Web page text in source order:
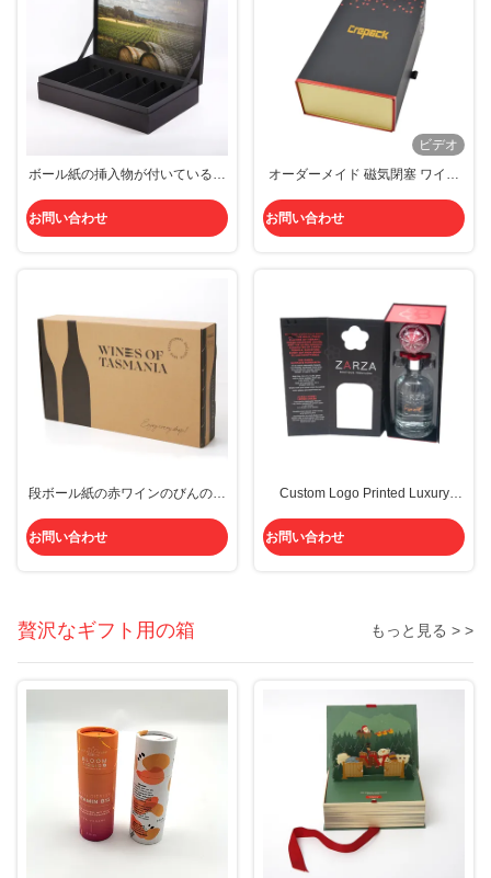
ボール紙の挿入物が付いている質
ているTaileredの堅く黒いペーパ
お問い合わせ
ビデオ
オーダーメイド 磁気閉塞 ワイン
お問い合わせ
段ボール紙の赤ワインのびんのギ
ん印刷無し
お問い合わせ
Custom Logo Printed Luxury
Cardboard Wine Gift Box
お問い合わせ
贅沢なギフト用の箱 もっと見る > >